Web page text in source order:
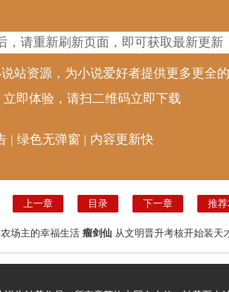
请重新刷新页面，即可获取最新更新
站资源，为小说爱好者提供更多更全的
即体验，请扫二维码立即下载
| 绿色无弹窗 | 内容更新快
上一章 目录 下一章 推
场主的幸福生活 瘤剑仙 从文明晋升考核开始装天